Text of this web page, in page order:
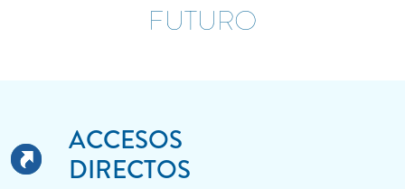
FUTURO
ACCESOS
DIRECTOS